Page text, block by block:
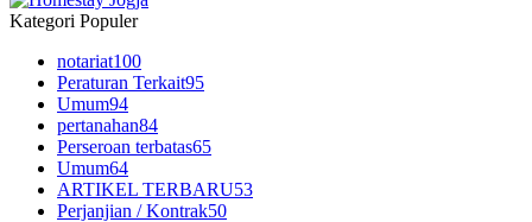
Kategori Populer
notariat100
Peraturan Terkait95
Umum94
pertanahan84
Perseroan terbatas65
Umum64
ARTIKEL TERBARU53
Perjanjian / Kontrak50